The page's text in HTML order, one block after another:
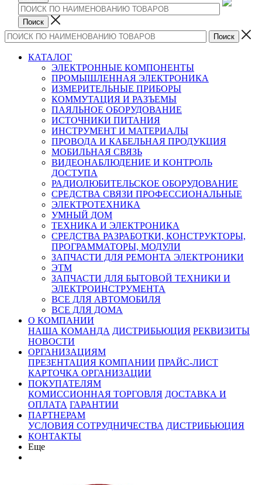
КАТАЛОГ
ЭЛЕКТРОННЫЕ КОМПОНЕНТЫ
ПРОМЫШЛЕННАЯ ЭЛЕКТРОНИКА
ИЗМЕРИТЕЛЬНЫЕ ПРИБОРЫ
КОММУТАЦИЯ И РАЗЪЕМЫ
ПАЯЛЬНОЕ ОБОРУДОВАНИЕ
ИСТОЧНИКИ ПИТАНИЯ
ИНСТРУМЕНТ И МАТЕРИАЛЫ
ПРОВОДА И КАБЕЛЬНАЯ ПРОДУКЦИЯ
МОБИЛЬНАЯ СВЯЗЬ
ВИДЕОНАБЛЮДЕНИЕ И КОНТРОЛЬ
ДОСТУПА
РАДИОЛЮБИТЕЛЬСКОЕ ОБОРУДОВАНИЕ
СРЕДСТВА СВЯЗИ ПРОФЕССИОНАЛЬНЫЕ
ЭЛЕКТРОТЕХНИКА
УМНЫЙ ДОМ
ТЕХНИКА И ЭЛЕКТРОНИКА
СРЕДСТВА РАЗРАБОТКИ, КОНСТРУКТОРЫ,
ПРОГРАММАТОРЫ, МОДУЛИ
ЗАПЧАСТИ ДЛЯ РЕМОНТА ЭЛЕКТРОНИКИ
ЭТМ
ЗАПЧАСТИ ДЛЯ БЫТОВОЙ ТЕХНИКИ И
ЭЛЕКТРОИНСТРУМЕНТА
ВСЕ ДЛЯ АВТОМОБИЛЯ
ВСЕ ДЛЯ ДОМА
О КОМПАНИИ
НАША КОМАНДА ДИСТРИБЬЮЦИЯ РЕКВИЗИТЫ
НОВОСТИ
ОРГАНИЗАЦИЯМ
ПРЕЗЕНТАЦИЯ КОМПАНИИ ПРАЙС-ЛИСТ
КАРТОЧКА ОРГАНИЗАЦИИ
ПОКУПАТЕЛЯМ
КОМИССИОННАЯ ТОРГОВЛЯ ДОСТАВКА И
ОПЛАТА ГАРАНТИИ
ПАРТНЕРАМ
УСЛОВИЯ СОТРУДНИЧЕСТВА ДИСТРИБЬЮЦИЯ
КОНТАКТЫ
Еще